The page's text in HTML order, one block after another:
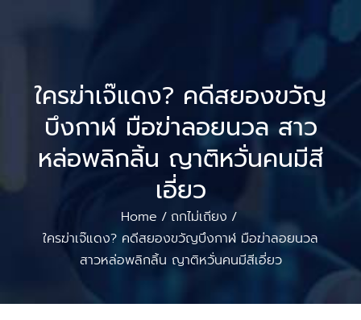
ใครฆ่าเจ๊แดง? คดีสยองขวัญ
บึงกาฬ มือฆ่าลอยนวล สาว
หล่อพลิกลิ้น ญาติหวั่นคนมีสี
เอี่ยว
Home / ถกไม่เถียง /
ใครฆ่าเจ๊แดง? คดีสยองขวัญบึงกาฬ มือฆ่าลอยนวล
สาวหล่อพลิกลิ้น ญาติหวั่นคนมีสีเอี่ยว